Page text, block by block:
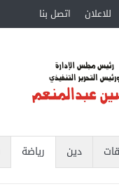
للاعلان اتصل بنا
دين رياضة